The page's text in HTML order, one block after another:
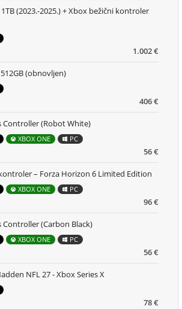
1.002 €
(2023.-2025.) + Xbox bežični kontroler
406 €
(obnovljen)
56 €
Controller (Robot White)
XBOX ONE PC
96 €
– Forza Horizon 6 Limited Edition
XBOX ONE PC
56 €
Controller (Carbon Black)
XBOX ONE PC
78 €
NFL 27 - Xbox Series X